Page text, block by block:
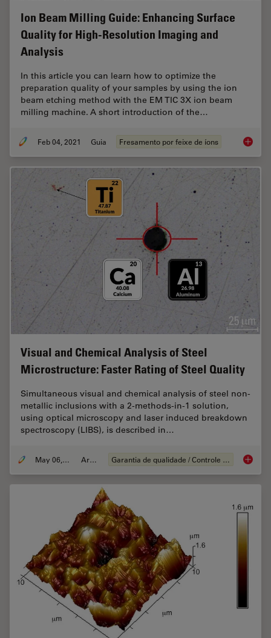
Ion Beam Milling Guide: Enhancing Surface
Quality for High-Resolution Imaging and
Analysis
In this article you can learn how to optimize the
preparation quality of your samples by using the ion
beam etching method with the EM TIC 3X ion beam
milling machine. A short introduction of the…
Feb 04, 2021 Guia Fresamento por feixe de íons Ion
Visual and Chemical Analysis of Steel
Microstructure: Faster Rating of Steel Quality
Simultaneous visual and chemical analysis of steel non-
metallic inclusions with a 2-methods-in-1 solution,
using optical microscopy and laser induced breakdown
spectroscopy (LIBS), is described in…
May 06, 2020 Article Garantia de qualidade / Controle de qualidade Visual